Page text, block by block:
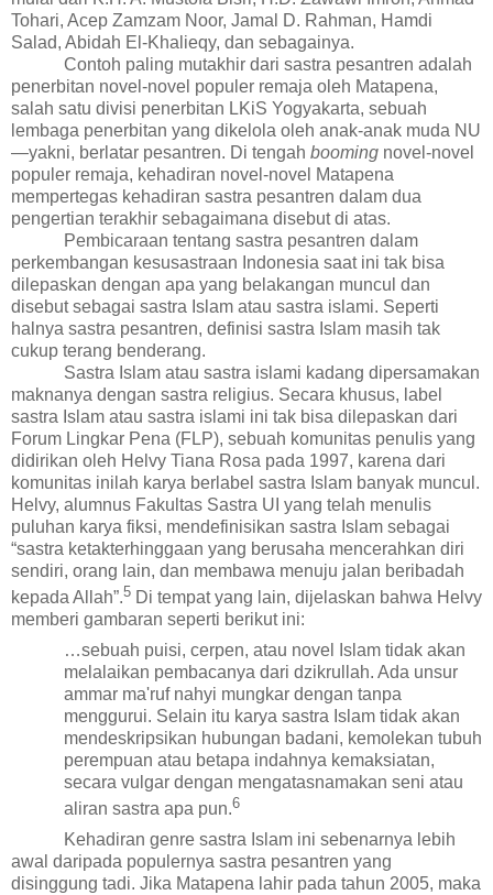
Tohari, Acep Zamzam Noor, Jamal D. Rahman, Hamdi
Salad, Abidah El-Khalieqy, dan sebagainya.
Contoh paling mutakhir dari sastra pesantren adalah
penerbitan novel-novel populer remaja oleh Matapena,
salah satu divisi penerbitan LKiS Yogyakarta, sebuah
lembaga penerbitan yang dikelola oleh anak-anak muda NU
—yakni, berlatar pesantren. Di tengah booming novel-novel
populer remaja, kehadiran novel-novel Matapena
mempertegas kehadiran sastra pesantren dalam dua
pengertian terakhir sebagaimana disebut di atas.
Pembicaraan tentang sastra pesantren dalam
perkembangan kesusastraan Indonesia saat ini tak bisa
dilepaskan dengan apa yang belakangan muncul dan
disebutsebagai sastra Islam atau sastra islami. Seperti
halnya sastra pesantren, definisi sastra Islam masih tak
cukup terang benderang.
Sastra Islam atau sastra islami kadang dipersamakan
maknanya dengan sastra religius. Secara khusus, label
sastra Islam atau sastra islami ini tak bisa dilepaskan dari
Forum Lingkar Pena (FLP), sebuah komunitas penulis yang
didirikan oleh Helvy Tiana Rosa pada 1997, karena dari
komunitas inilah karya berlabel sastra Islam banyak muncul.
Helvy, alumnus Fakultas Sastra UI yang telah menulis
puluhan karya fiksi, mendefinisikan sastra Islam sebagai
“sastra ketakterhinggaan yang berusaha mencerahkan diri
sendiri, orang lain, dan membawa menuju jalan beribadah
kepada Allah”.5 Di tempat yang lain, dijelaskan bahwa Helvy
memberi gambaran seperti berikut ini:
…sebuah puisi, cerpen, atau novel Islam tidak akan
melalaikan pembacanya dari dzikrullah. Ada unsur
ammar ma'ruf nahyi mungkar dengan tanpa
menggurui. Selain itu karya sastra Islam tidak akan
mendeskripsikan hubungan badani, kemolekan tubuh
perempuan atau betapa indahnya kemaksiatan,
secara vulgar dengan mengatasnamakan seni atau
aliran sastra apa pun.6
Kehadiran genre sastra Islam ini sebenarnya lebih
awal daripada populernya sastra pesantren yang
disinggung tadi. Jika Matapena lahir pada tahun 2005, maka